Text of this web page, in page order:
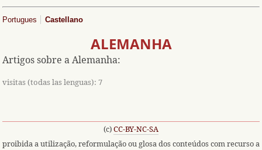
Portugues Castellano
ALEMANHA
Artigos sobre a Alemanha:
visitas (todas las lenguas): 7
(c)CC-BY-NC-SA
proibida a utilização, reformulação ou glosa dos conteúdos com recurso a